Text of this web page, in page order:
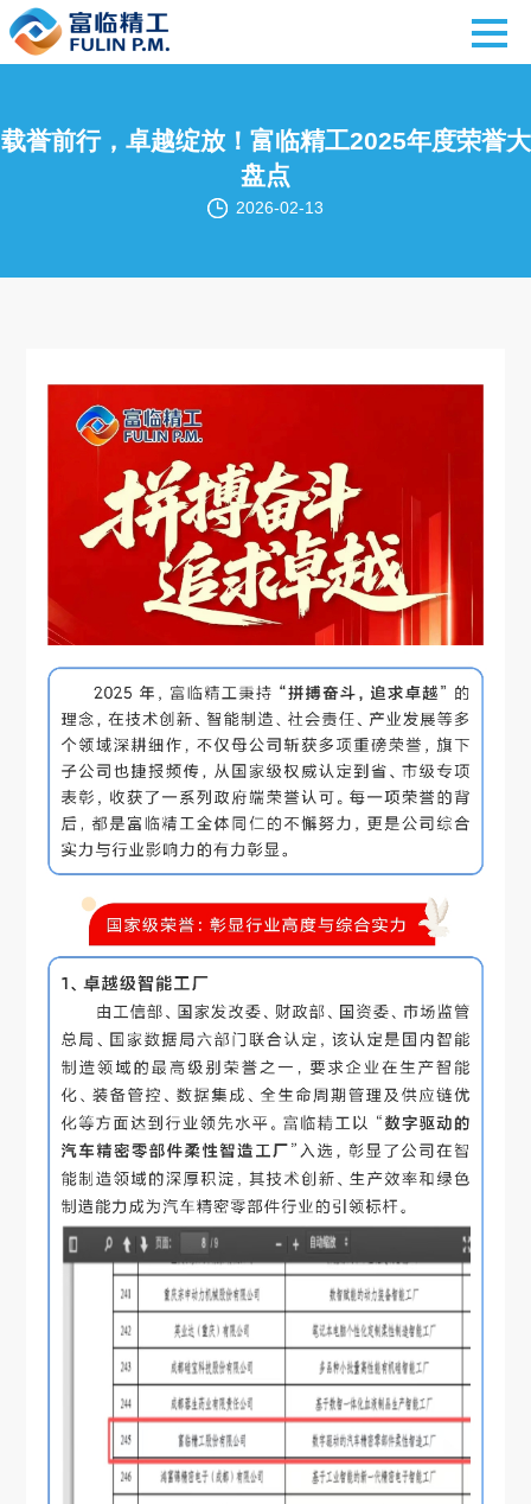
载誉前行，卓越绽放！富临精工2025年度荣誉大
盘点
2026-02-13